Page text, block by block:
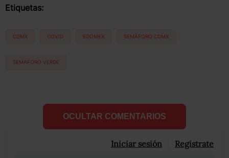
Etiquetas:
CDMX COVID EDOMEX SEMÁFORO CDMX
SEMÁFORO VERDE
OCULTAR COMENTARIOS
Iniciar sesión Registrate